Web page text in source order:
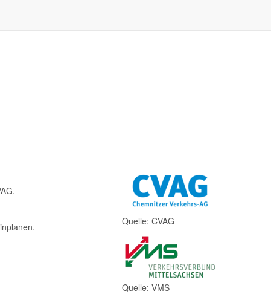
Quelle: CVAG
Quelle: VMS